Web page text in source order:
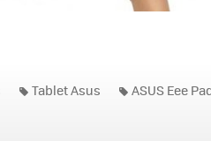
Tablet Asus ASUS Eee